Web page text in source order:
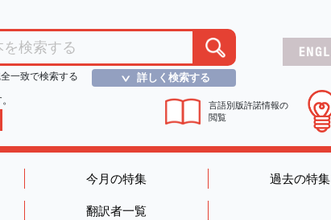
一致で検索する ＞
詳しく検索する
言語別版許諾情報の
閲覧
今月の特集 過去の特集
翻訳者一覧